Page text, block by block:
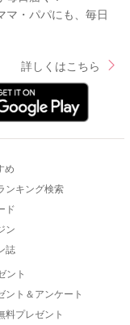
マ・パパにも、毎日
詳しくはこちら
め
ンキング検索
ド
ン
誌
ント
ント＆アンケート
料プレゼント